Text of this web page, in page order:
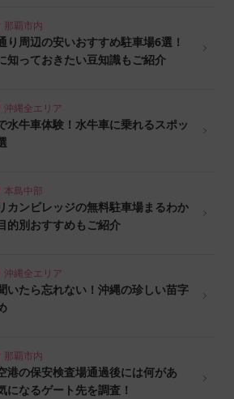
那覇市内
り周辺の安いおすすめ駐車場6選！
知っておきたい豆知識もご紹介
沖縄全エリア
水牛車体験！水牛車に乗れるスポッ
本島中部
カンビレッジの無料駐車場まるわか
的別おすすめもご紹介
沖縄全エリア
いたら忘れない！沖縄の珍しい苗字
那覇市内
港の保安検査場通過後には何があ
になるゲート先を調査！